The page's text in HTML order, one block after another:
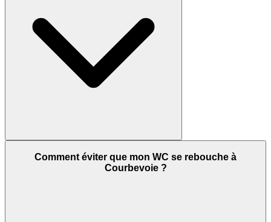
Comment éviter que mon WC se rebouche à
Courbevoie ?